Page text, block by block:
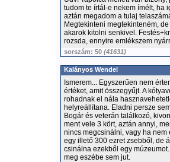
tudom te írtál-e nekem ímélt, ha
aztán megadom a tulaj
Megtekinteni megtekinteném,
akarok kitolni senkivel.
rozsda, ennyire emlékszem
sorszám: 50 (41631)
Kalányos Wendel
Ismerem... Egyszerűen nem
értéket, amit összegyűjt. A
rohadnak el nála
helyreállítana. Eladni persze
Bogár és veterán találkozó,
ment vele 3 kört, aztán annyi,
nincs megcsinálni, vagy ha nem
egy illető 300 ezret zsebből, de
csinálna ezekből egy
meg eszébe sem jut.